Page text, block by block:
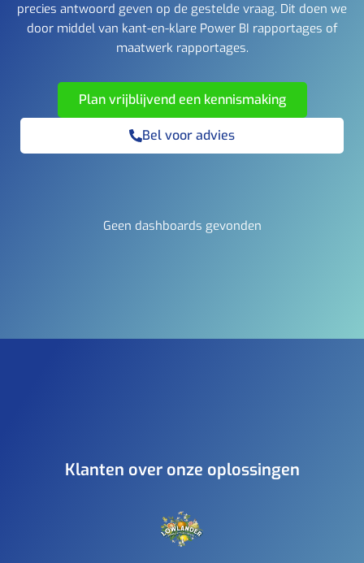
precies antwoord geven op de gestelde vraag. Dit doen we
door middel van kant-en-klare Power BI rapportages of
maatwerk rapportages.
Plan vrijblijvend een kennismaking
Bel voor advies
Geen dashboards gevonden
Klanten over onze oplossingen